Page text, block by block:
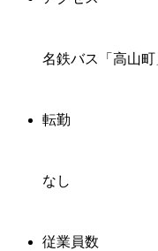
名鉄バス「高山
転勤
なし
従業員数